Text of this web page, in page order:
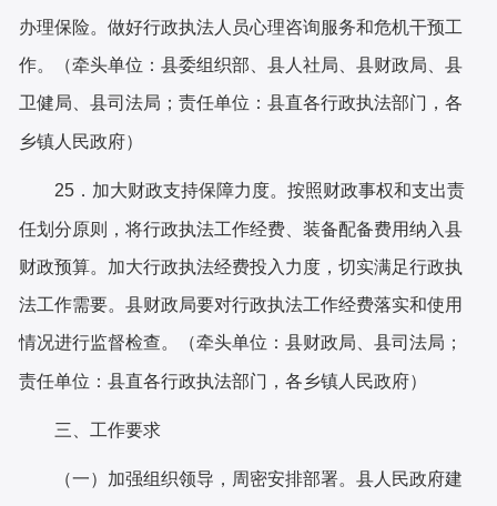
办理保险。做好行政执法人员心理咨询服务和危机干预工
作。（牵头单位：县委组织部、县 人社局、县财政局、县
卫健局 、县司法局；责任单位：县直各行政执法部门，各
乡镇人民政府）
25 ．加大财政支持保障力度。按照财政事权和支出责
任划分原则，将行政执法工作经费、装备配备费用纳入县
财政预算。加大行政执法经费投入力度，切实满足行政执
法工作需要。县财政局要对行政执法工作经费落实和使用
情况进行监督检查。（牵头单位：县财政局、县司法局；
责任单位：县直各行政执法部门，各乡镇人民政府）
三、工作要求
（一）加强组织领导，周密安排部署。县人民政府建